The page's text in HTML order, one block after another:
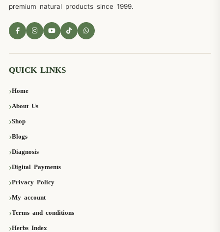
premium natural products since 1999.
QUICK LINKS
Home
About Us
Shop
Blogs
Diagnosis
Digital Payments
Privacy Policy
My account
Terms and conditions
Herbs Index